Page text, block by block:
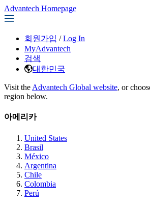
Advantech Homepage
회원가입 / Log In
MyAdvantech
검색
대한민국
Visit the Advantech Global website, or
region below.
아메리카
United States
Brasil
México
Argentina
Chile
Colombia
Perú